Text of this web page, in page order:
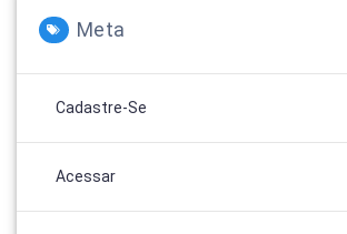
Meta
Cadastre-Se
Acessar